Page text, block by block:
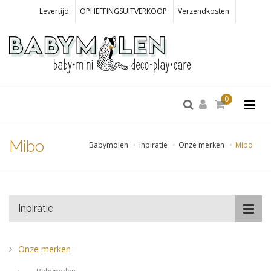
Levertijd OPHEFFINGSUITVERKOOP Verzendkosten
0
Babymolen Inpiratie Onze merken Mibo
Mibo
Inpiratie
Onze merken